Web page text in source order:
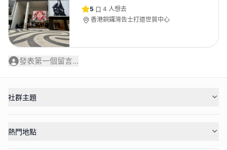
5 4 人想去
香港銅鑼灣告士打道世貿中心
發表第一個留言...
社群主題
熱門地點